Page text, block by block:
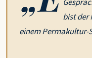
bist der
einem Permakultur-